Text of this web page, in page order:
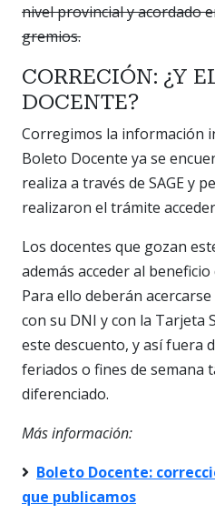
nivel provincial y acordado
gremios.
CORRECIÓN: ¿Y
DOCENTE?
Corregimos la información
Boleto Docente ya se
realiza a través de SAGE y
realizaron el trámite
Los docentes que gozan
además acceder al
Para ello deberán acercarse
con su DNI y con la Tarjeta
este descuento, y así fuera
feriados o fines de semana
diferenciado.
Más información:
Boleto Docente:
que publicamos